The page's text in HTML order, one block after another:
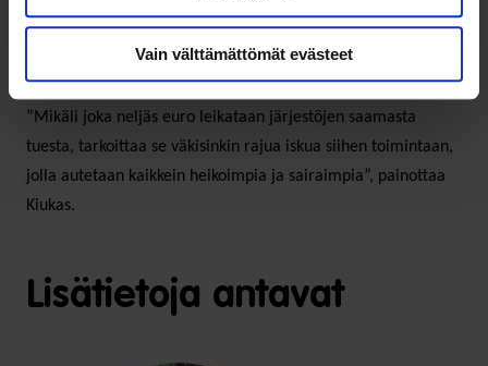
Vain välttämättömät evästeet
toimintaedellytysten turvaamiseksi aiemmin solmitusta
parlamentaarisesta sovusta on pidettävä kiinni.
”Mikäli joka neljäs euro leikataan järjestöjen saamasta
tuesta, tarkoittaa se väkisinkin rajua iskua siihen toimintaan,
jolla autetaan kaikkein heikoimpia ja sairaimpia”, painottaa
Kiukas.
Lisätietoja antavat